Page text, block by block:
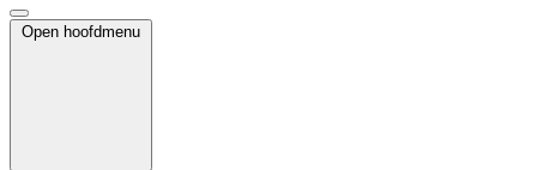
Open hoofdmenu